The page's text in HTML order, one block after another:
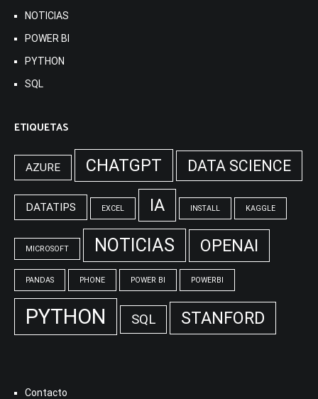
NOTICIAS
POWER BI
PYTHON
SQL
ETIQUETAS
AZURE CHATGPT DATA SCIENCE
DATATIPS EXCEL IA INSTALL KAGGLE
MICROSOFT NOTICIAS OPENAI
PANDAS PHONE POWER BI POWERBI
PYTHON SQL STANFORD
Contacto